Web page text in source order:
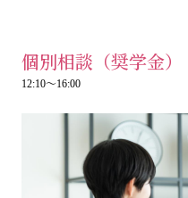
個別相談（奨学金）
12:10～16:00